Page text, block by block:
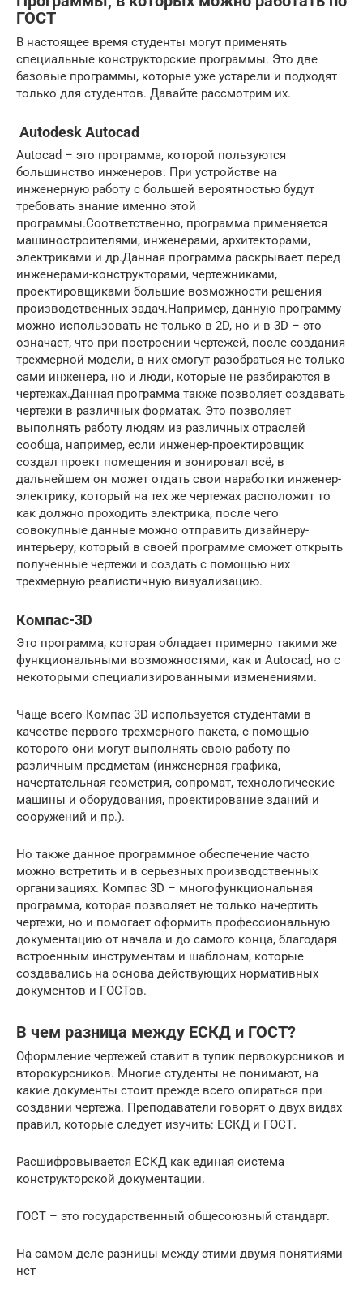
ГОСТ
В настоящее время студенты могут применять
специальные конструкторские программы. Это две
базовые программы, которые уже устарели и подходят
только для студентов. Давайте рассмотрим их.
Autodesk Autocad
Autocad – это программа, которой пользуются
большинство инженеров. При устройстве на
инженерную работу с большей вероятностью будут
требовать знание именно этой
программы.Соответственно, программа применяется
машиностроителями, инженерами, архитекторами,
электриками и др.Данная программа раскрывает перед
инженерами-конструкторами, чертежниками,
проектировщиками большие возможности решения
производственных задач.Например, данную программу
можно использовать не только в 2D, но и в 3D – это
означает, что при построении чертежей, после создания
трехмерной модели, в них смогут разобраться не только
сами инженера, но и люди, которые не разбираются в
чертежах.Данная программа также позволяет создавать
чертежи в различных форматах. Это позволяет
выполнять работу людям из различных отраслей
сообща, например, если инженер-проектировщик
создал проект помещения и зонировал всё, в
дальнейшем он может отдать свои наработки инженер-
электрику, который на тех же чертежах расположит то
как должно проходить электрика, после чего
совокупные данные можно отправить дизайнеру-
интерьеру, который в своей программе сможет открыть
полученные чертежи и создать с помощью них
трехмерную реалистичную визуализацию.
Компас-3D
Это программа, которая обладает примерно такими же
функциональными возможностями, как и Autocad, но с
некоторыми специализированными изменениями.
Чаще всего Компас 3D используется студентами в
качестве первого трехмерного пакета, с помощью
которого они могут выполнять свою работу по
различным предметам (инженерная графика,
начертательная геометрия, сопромат, технологические
машины и оборудования, проектирование зданий и
сооружений и пр.).
Но также данное программное обеспечение часто
можно встретить и в серьезных производственных
организациях. Компас 3D – многофункциональная
программа, которая позволяет не только начертить
чертежи, но и помогает оформить профессиональную
документацию от начала и до самого конца, благодаря
встроенным инструментам и шаблонам, которые
создавались на основа действующих нормативных
документов и ГОСТов.
В чем разница между ЕСКД и ГОСТ?
Оформление чертежей ставит в тупик первокурсников и
второкурсников. Многие студенты не понимают, на
какие документы стоит прежде всего опираться при
создании чертежа. Преподаватели говорят о двух видах
правил, которые следует изучить: ЕСКД и ГОСТ.
Расшифровывается ЕСКД как единая система
конструкторской документации.
ГОСТ – это государственный общесоюзный стандарт.
На самом деле разницы между этими двумя понятиями
нет